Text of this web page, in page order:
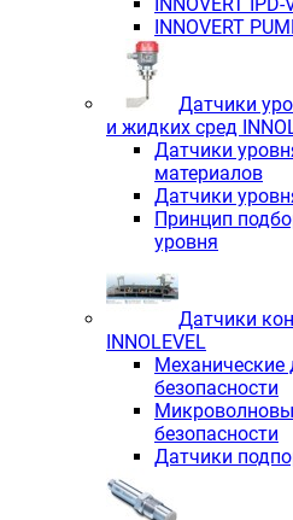
INNOVERT
Датчики
и жидких сред
Датчики
материалов
Датчики
Принцип
уровня
Датчики
INNOLEVEL
Механические
безопасности
безопасности
Датчики